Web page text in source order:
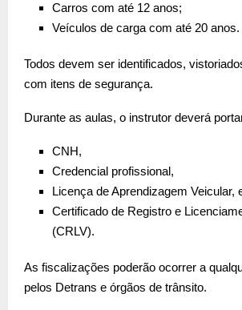
Carros com até 12 anos;
Veículos de carga com até 20 anos.
Todos devem ser identificados,
com itens de segurança.
Durante as aulas, o instrutor deverá
CNH,
Credencial profissional,
Licença de Aprendizagem Veicular,
Certificado de Registro e
(CRLV).
As fiscalizações poderão ocorrer a
pelos Detrans e órgãos de trânsito.